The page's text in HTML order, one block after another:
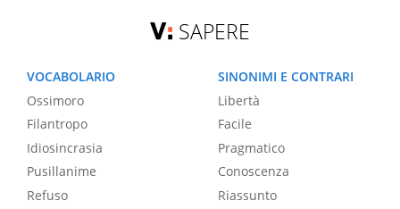
SAPERE
VOCABOLARIO
Ossimoro
Filantropo
Idiosincrasia
Pusillanime
Refuso
SINONIMI E CONTRARI
Libertà
Facile
Pragmatico
Conoscenza
Riassunto